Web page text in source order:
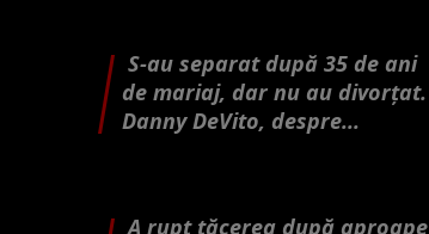
S-au separat după 35 de ani
de mariaj, dar nu au divorțat.
Danny DeVito, despre...
A rupt tăcerea după aproape